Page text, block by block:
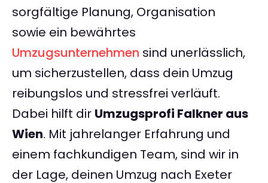
sorgfältige Planung, Organisation
sowie ein bewährtes
Umzugsunternehmen sind unerlässlich,
um sicherzustellen, dass dein Umzug
reibungslos und stressfrei verläuft.
Dabei hilft dir Umzugsprofi Falkner aus
Wien. Mit jahrelanger Erfahrung und
einem fachkundigen Team, sind wir in
der Lage, deinen Umzug nach Exeter